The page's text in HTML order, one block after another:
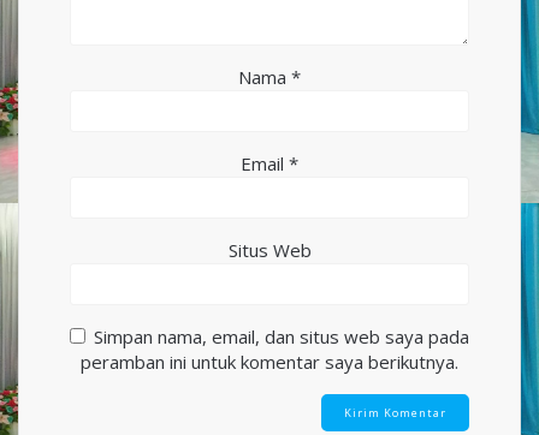
Nama *
Email *
Situs Web
Simpan nama, email, dan situs web saya pada
peramban ini untuk komentar saya berikutnya.